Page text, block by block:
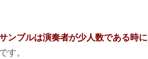
ンブルは演奏者が少人数である時に
です。